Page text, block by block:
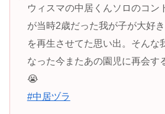
ウィスマの中居くんソロのコン
が当時2歳だった我が子が大好
を再生させてた思い出。そんな
なった今またあの園児に再会す
😭
#中居ヅラ